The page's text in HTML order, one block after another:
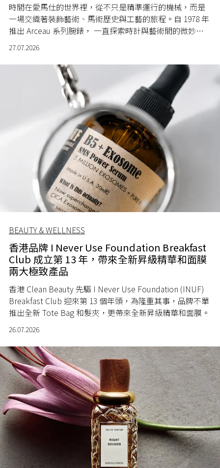
時間在愛馬仕的世界裡，從不只是精準運行的機械，而是
一場交織著裝飾藝術、馬術歷史與工藝的旅程。自 1978 年
推出 Arceau 系列腕錶， 一直探索時計與藝術間的微妙關
27.07.2026
BEAUTY & WELLNESS
香港品牌 I Never Use Foundation Breakfast
Club 成立第 13 年，帶來全新昇級精華和面膜
兩大極致產品
香港 Clean Beauty 先驅 I Never Use Foundation (INUF)
Breakfast Club 迎來第 13 個年頭，為隆重其事，品牌不單
推出全新 Tote Bag 和髮夾，更帶來全新昇級精華和面膜。
26.07.2026